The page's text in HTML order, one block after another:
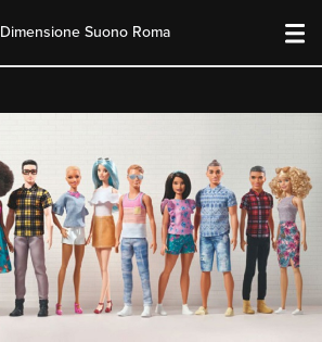
Dimensione Suono Roma